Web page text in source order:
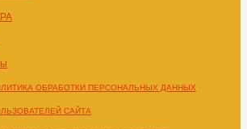
ОБРАБОТКИ ПЕРСОНАЛЬНЫХ ДАННЫХ
САЙТА